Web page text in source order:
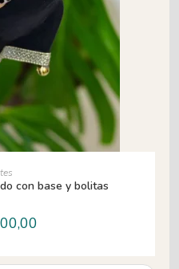
CARRITO
con base y bolitas